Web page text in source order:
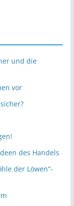
und die
vor
des Handels
der Löwen“-